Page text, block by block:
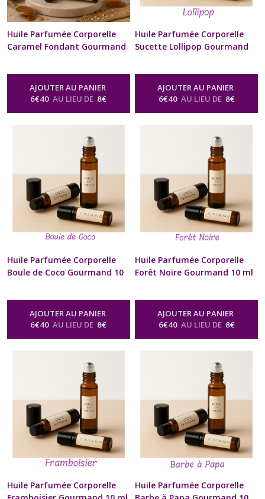
Huile Parfumée Corporelle
Caramel Fondant Gourmand
et Poignets Cadeau Beauté
bien être Homme Femme St-
Huile Parfumée Corporelle
Naturelle Senteur Gourmande
AJOUTER AU PANIER
6€40 AU LIEU DE 8€
Huile Parfumée Corporelle
Sucette Lollipop Gourmand
et Poignets Cadeau Beauté
bien être Homme Femme St-
Huile Parfumée Corporelle
Naturelle Senteur Gourmande
AJOUTER AU PANIER
6€40 AU LIEU DE 8€
Huile Parfumée Corporelle
Boule de Coco Gourmand 10
Poignets Cadeau Beauté bien
être Homme Femme St-
Huile Parfumée Corporelle
Naturelle Senteur Gourmande
AJOUTER AU PANIER
6€40 AU LIEU DE 8€
Huile Parfumée Corporelle
Forêt Noire Gourmand 10 ml
Poignets Cadeau Beauté bien
être Homme Femme St-
Huile Parfumée Corporelle
Naturelle Senteur Gourmande
AJOUTER AU PANIER
6€40 AU LIEU DE 8€
Huile Parfumée Corporelle
Huile Parfumée Corporelle